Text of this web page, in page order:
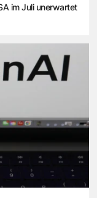
im Juli unerwartet